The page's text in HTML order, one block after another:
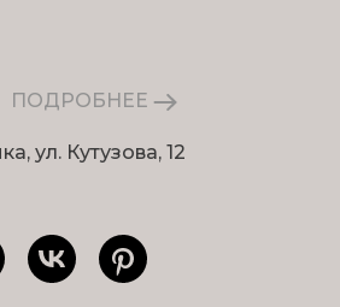
ПОДРОБНЕЕ
ул. Кутузова, 12